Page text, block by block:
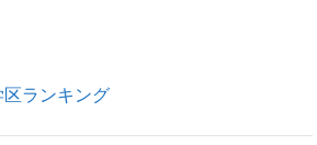
区ランキング